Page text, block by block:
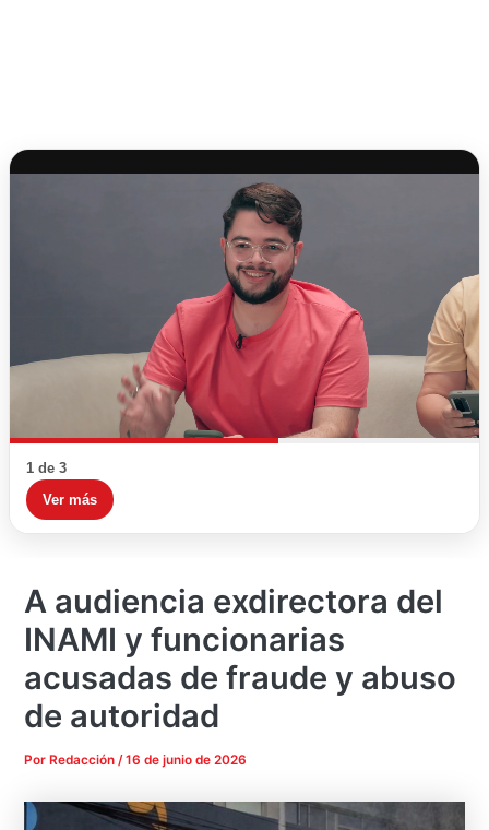
1 de 3
Ver más
A audiencia exdirectora del
INAMI y funcionarias
acusadas de fraude y abuso
de autoridad
Por Redacción/16 de junio de 2026